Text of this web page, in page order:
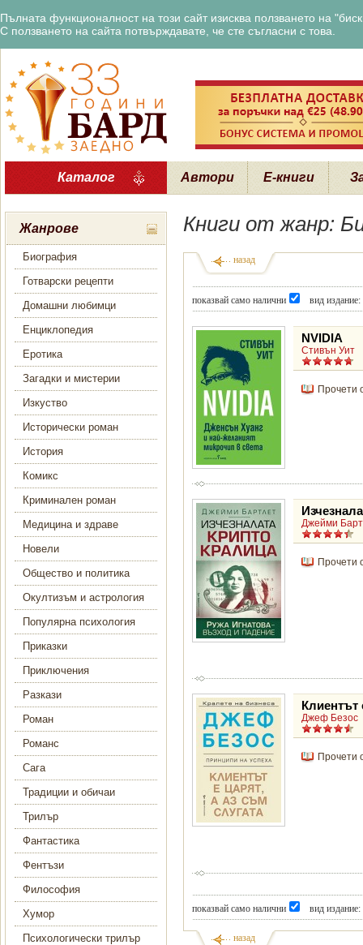
Пълната функционалност на този сайт изисква ползването на
С ползването на сайта потвърждавате, че сте съгласни с това.
Каталог Автори Е-книги
Жанрове
Биография
Готварски рецепти
Домашни любимци
Енциклопедия
Еротика
Загадки и мистерии
Изкуство
Исторически роман
История
Комикс
Криминален роман
Медицина и здраве
Новели
Общество и политика
Окултизъм и астрология
Популярна психология
Приказки
Приключения
Разкази
Роман
Романс
Сага
Традиции и обичаи
Трилър
Фантастика
Фентъзи
Философия
Хумор
Психологически трилър
Книги от жанр:
показвай само налични вид издание:
NVIDIA
Стивън Уит
Прочети
Джейми
Прочети
Клиентът
Джеф Безос
Прочети
показвай само налични вид издание:
назад
назад